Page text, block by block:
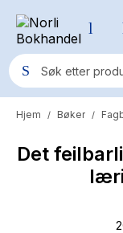
Populære søk
Pokemon
One piece
Fury Bound -
Hjem / Bøker /
Det